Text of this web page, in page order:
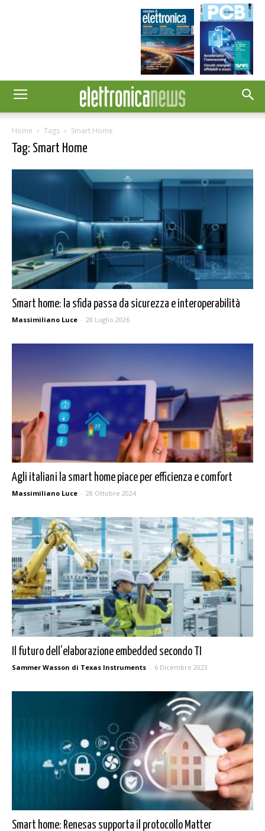
Home Tags Smart Home
Tag: Smart Home
Smart home: la sfida passa da sicurezza e interoperabilità
Massimiliano Luce - 28 Luglio 2026
Agli italiani la smart home piace per efficienza e comfort
Massimiliano Luce - 28 Ottobre 2024
Il futuro dell’elaborazione embedded secondo TI
Sammer Wasson di Texas Instruments - 6 Dicembre 2023
Smart home: Renesas supporta il protocollo Matter